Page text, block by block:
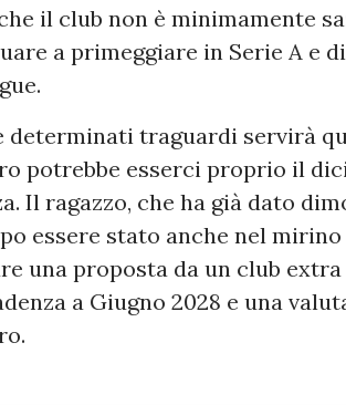
il club non è minimamente
a primeggiare in Serie A e
determinati traguardi servirà
potrebbe esserci proprio il
Il ragazzo, che ha già dato
essere stato anche nel
una proposta da un club
a Giugno 2028 e una